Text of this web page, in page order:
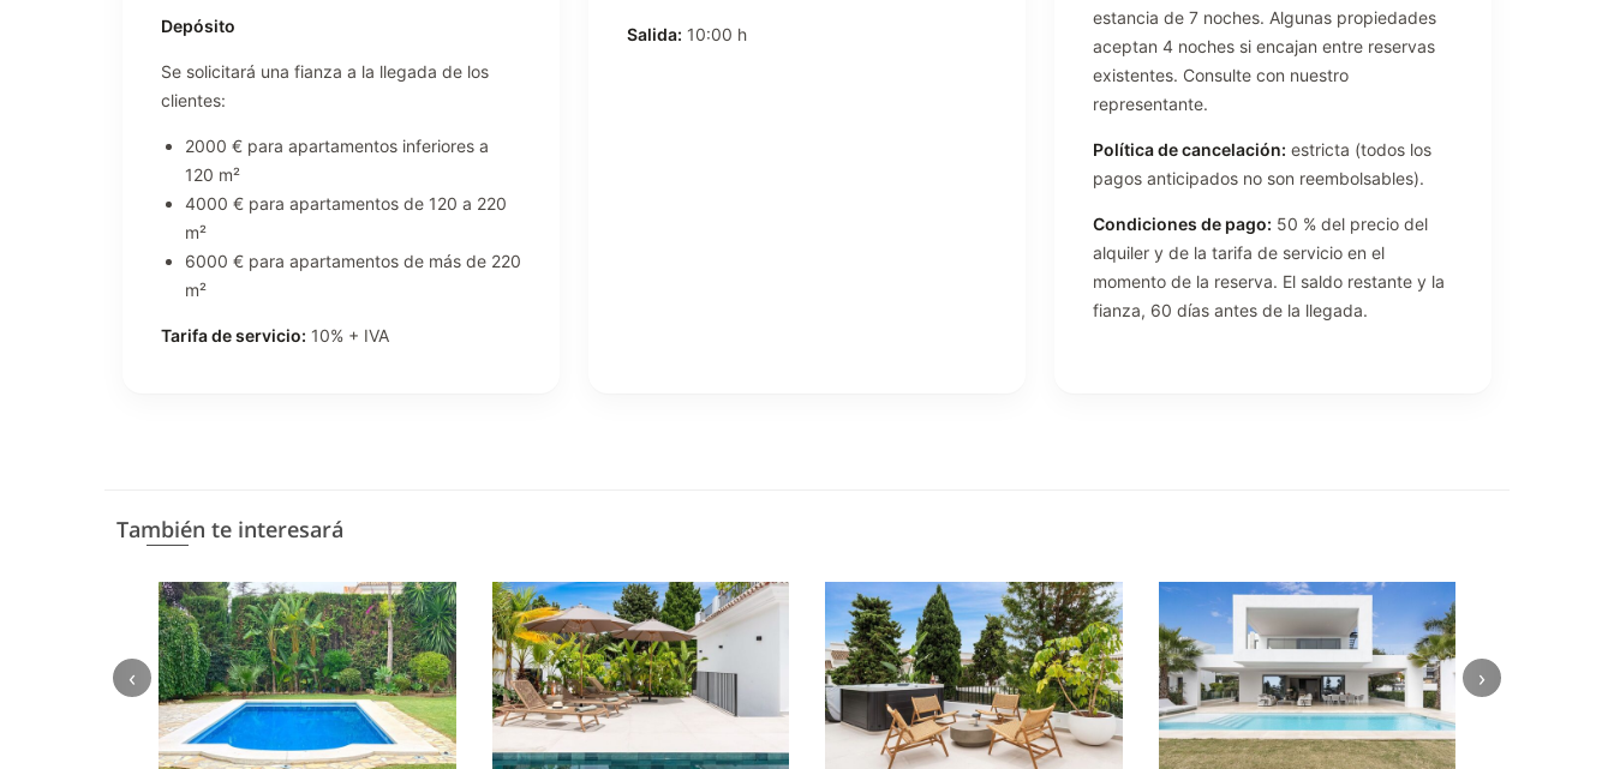
Depósito
Se solicitará una fianza a la llegada de los
clientes:
2000 € para apartamentos inferiores a
120 m²
4000 € para apartamentos de 120 a 220
m²
6000 € para apartamentos de más de 220
m²
Tarifa de servicio: 10% + IVA
Salida: 10:00 h
estancia de 7 noches. Algunas propiedades
aceptan 4 noches si encajan entre reservas
existentes. Consulte con nuestro
representante.
Política de cancelación: estricta (todos los
pagos anticipados no son reembolsables).
Condiciones de pago: 50 % del precio del
alquiler y de la tarifa de servicio en el
momento de la reserva. El saldo restante y la
fianza, 60 días antes de la llegada.
También te interesará
‹ ›